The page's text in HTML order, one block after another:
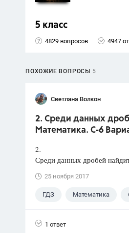
5 класс
4829 вопросов 4947
ПОХОЖИЕ ВОПРОСЫ 5
Светлана Волкон
2. Среди данных
Математика. С-6
2.
Среди данных дробей
25 ноября 2017
ГДЗ Математика
1 ответ